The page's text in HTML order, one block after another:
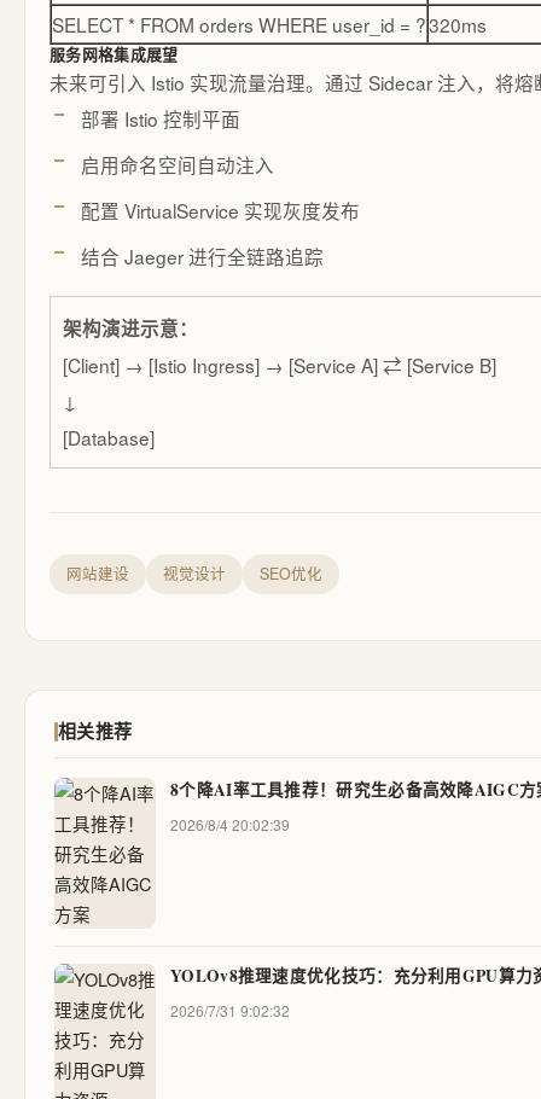
SELECT * FROM orders WHERE user_id = ?320ms
服务网格集成展望
未来可引入 Istio 实现流量治理。通过 Sidecar 注入，将
部署 Istio 控制平面
启用命名空间自动注入
配置 VirtualService 实现灰度发布
结合 Jaeger 进行全链路追踪
架构演进示意：
[Client] → [Istio Ingress] → [Service A] ⇄ [Service B]
↓
[Database]
网站建设 视觉设计 SEO优化
相关推荐
8个降AI率工具推荐！研究生必备高效降AIGC方
2026/8/4 20:02:39
YOLOv8推理速度优化技巧：充分利用GPU算力
2026/7/31 9:02:32